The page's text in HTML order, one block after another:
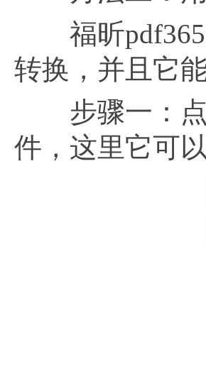
福昕pdf365
转换，并且它
步骤一：点
件，这里它可